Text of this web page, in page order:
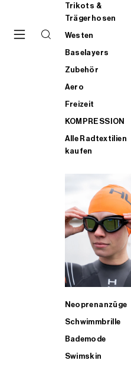
Trikots &
Trägerhosen
Westen
Baselayers
Zubehör
Aero
Freizeit
KOMPRESSION
Alle Radtextilien
kaufen
Neoprenanzüge
Schwimmbrille
Bademode
Swimskin